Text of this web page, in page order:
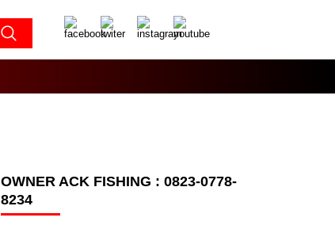
OWNER ACK FISHING : 0823-0778-
8234